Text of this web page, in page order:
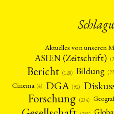
Aktuelles von unseren
ASIEN (Zeitschrift)
Bericht (128) Bildung
Cinema (4) DGA (92)
Forschung (234)